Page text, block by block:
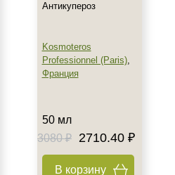
Антикупероз
Kosmoteros
Professionnel (Paris),
Франция
50 мл
3080 ₽
2710.40 ₽
В корзину